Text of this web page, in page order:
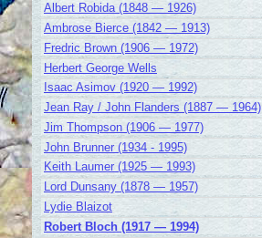
Albert Robida (1848 — 1926)
Ambrose Bierce (1842 — 1913)
Fredric Brown (1906 — 1972)
Herbert George Wells
Isaac Asimov (1920 — 1992)
Jean Ray / John Flanders (1887 — 1964)
Jim Thompson (1906 — 1977)
John Brunner (1934 - 1995)
Keith Laumer (1925 — 1993)
Lord Dunsany (1878 — 1957)
Lydie Blaizot
Robert Bloch (1917 — 1994)